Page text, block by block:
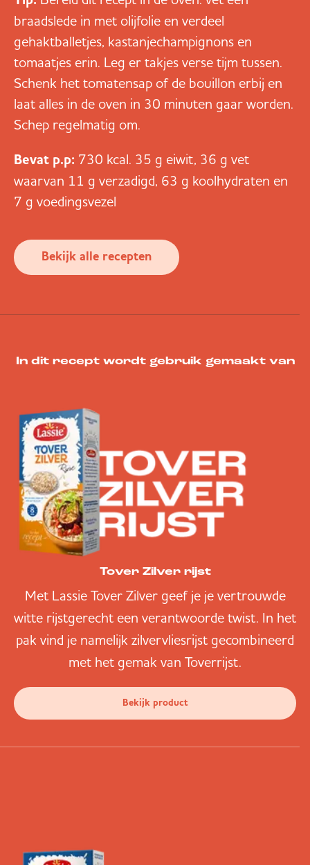
braadslede in met olijfolie en verdeel
gehaktballetjes, kastanjechampignons en
tomaatjes erin. Leg er takjes verse tijm tussen.
Schenk het tomatensap of de bouillon erbij en
laat alles in de oven in 30 minuten gaar worden.
Schep regelmatig om.
Bevat p.p: 730 kcal. 35 g eiwit, 36 g vet
waarvan 11 g verzadigd, 63 g koolhydraten en
7 g voedingsvezel
Bekijk alle recepten
In dit recept wordt gebruik gemaakt van
Tover Zilver rijst
Met Lassie Tover Zilver geef je je vertrouwde
witte rijstgerecht een verantwoorde twist. In het
pak vind je namelijk zilvervliesrijst gecombineerd
met het gemak van Toverrijst.
Bekijk product